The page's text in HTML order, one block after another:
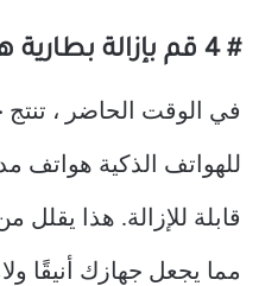
# 4 قم بإزالة بطارية هاتفك
في الوقت الحاضر ،
للهواتف الذكية هواتف
قابلة للإزالة. هذا يقلل
مما يجعل جهازك أنيقًا